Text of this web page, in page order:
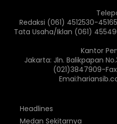
Redaksi (061) 4512530-
Tata Usaha/Iklan (061)
Kantor
Jakarta: Jln. Balikpapan
(021)3847909-
Headlines
Medan Sekitarnya